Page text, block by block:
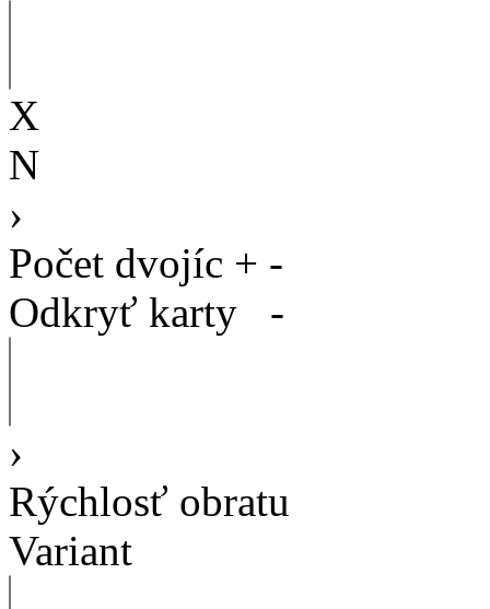
X
N
›
Počet dvojíc + -
Odkryť karty
-
›
Rýchlosť obratu
Variant